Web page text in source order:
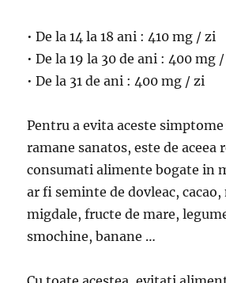
• De la 14 la 18 ani : 410 mg / zi
• De la 19 la 30 de ani : 400 mg
• De la 31 de ani : 400 mg / zi
Pentru a evita aceste
ramane sanatos, este de aceea
consumati alimente bogate in
ar fi seminte de dovleac,
migdale, fructe de mare,
smochine, banane …